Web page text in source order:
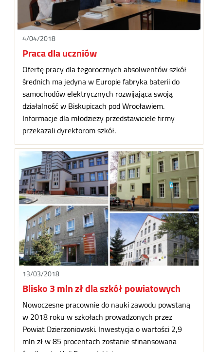
4/04/2018
Praca dla uczniów
Ofertę pracy dla tegorocznych absolwentów szkół
średnich ma jedyna w Europie fabryka baterii do
samochodów elektrycznych rozwijająca swoją
działalność w Biskupicach pod Wrocławiem.
Informacje dla młodzieży przedstawiciele firmy
przekazali dyrektorom szkół.
13/03/2018
Blisko 3 mln zł dla szkół powiatowych
Nowoczesne pracownie do nauki zawodu powstaną
w 2018 roku w szkołach prowadzonych przez
Powiat Dzierżoniowski. Inwestycja o wartości 2,9
mln zł w 85 procentach zostanie sfinansowana